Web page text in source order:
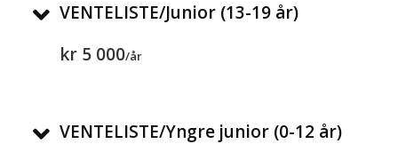
VENTELISTE/Junior (13-19 år)
kr 5 000/år
VENTELISTE/Yngre junior (0-12 år)